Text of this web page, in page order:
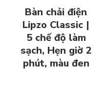
Bàn chải điện
Lipzo Classic |
5 chế độ làm
sạch, Hẹn giờ 2
phút, màu đen